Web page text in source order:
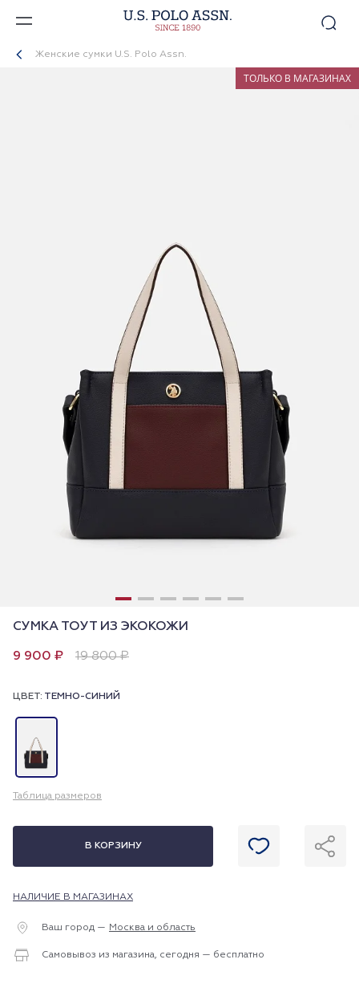
Женские сумки U.S. Polo Assn.
ТОЛЬКО В МАГАЗИНАХ
СУМКА ТОУТ ИЗ ЭКОКОЖИ
9 900 ₽ 19 800 ₽
ЦВЕТ: ТЕМНО-СИНИЙ
Таблица размеров
В КОРЗИНУ
НАЛИЧИЕ В МАГАЗИНАХ
Ваш город — Москва и область
Самовывоз из магазина, сегодня — бесплатно